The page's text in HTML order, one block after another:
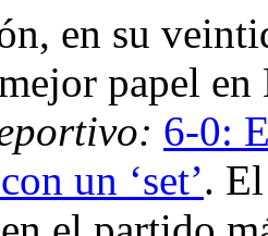
en su
papel
6-0:
un ‘set’.